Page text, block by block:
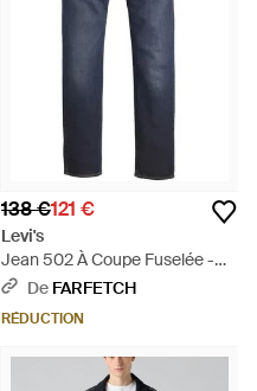
138 €121 €
Levi's
Jean 502 À Coupe Fuselée -
BleuDe FARFETCH
RÉDUCTION